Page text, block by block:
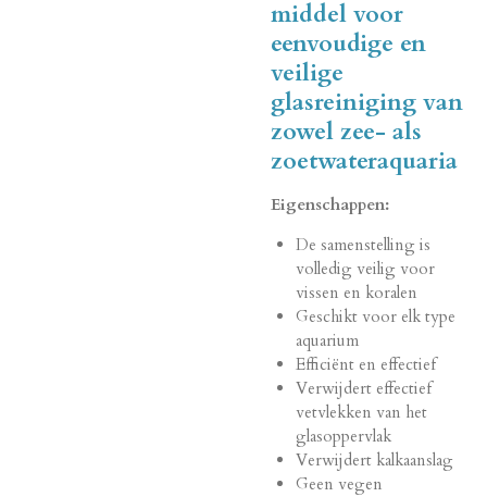
middel voor
eenvoudige en
veilige
glasreiniging van
zowel zee- als
zoetwateraquaria
Eigenschappen:
De samenstelling is
volledig veilig voor
vissen en koralen
Geschikt voor elk type
aquarium
Efficiënt en effectief
Verwijdert effectief
vetvlekken van het
glasoppervlak
Verwijdert kalkaanslag
Geen vegen